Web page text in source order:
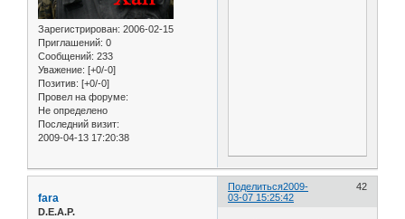
Зарегистрирован: 2006-02-15
Приглашений: 0
Сообщений: 233
Уважение: [+0/-0]
Позитив: [+0/-0]
Провел на форуме:
Не определено
Последний визит:
2009-04-13 17:20:38
Поделиться 42
2009-
03-07 15:25:42
fara
D.E.A.P.